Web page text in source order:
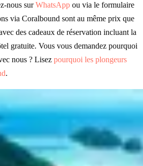
nous surWhatsApp ou via le formulaire
via Coralbound sont au même prix que
des cadeaux de réservation incluant la
gratuite. Vous vous demandez pourquoi
nous ? Lisez pourquoi les plongeurs
.